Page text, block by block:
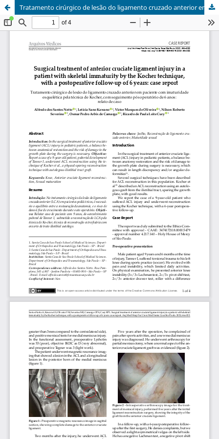
Tratamento cirúrgico de lesão do ligamento cruzado anterior em paciente com imaturidade esquelética pela técnica de Kocher, com seguimento pós operatório de 6 anos: relato de caso / Surgical treatment of anterior cruciate ligament injury in a patient with skeletal immaturity by the Kocher technique, with a postoperative follow-up of 6 years: case report